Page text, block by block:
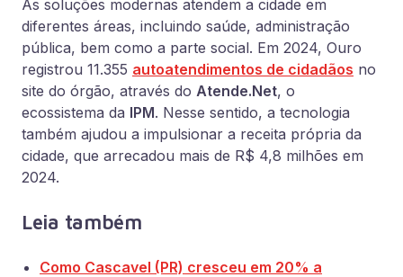
As soluções modernas atendem a cidade em
diferentes áreas, incluindo saúde, administração
pública, bem como a parte social. Em 2024, Ouro
registrou 11.355 autoatendimentos de cidadãos no
site do órgão, através do Atende.Net, o
ecossistema da IPM. Nesse sentido, a tecnologia
também ajudou a impulsionar a receita própria da
cidade, que arrecadou mais de R$ 4,8 milhões em
2024.
Leia também
Como Cascavel (PR) cresceu em 20% a